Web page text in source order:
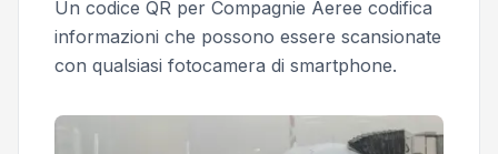
Un codice QR per Compagnie Aeree codifica
informazioni che possono essere scansionate
con qualsiasi fotocamera di smartphone.